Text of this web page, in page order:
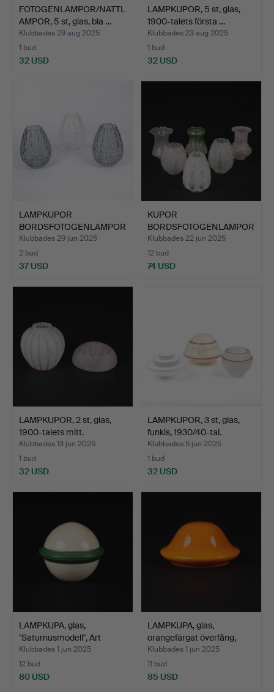
FOTOGENLAMPOR/NATTL
AMPOR, 5 st, glas, bla …
Klubbades 29 aug 2025
1 bud
32 USD
LAMPKUPOR, 5 st, glas,
1900-talets första …
Klubbades 23 aug 2025
1 bud
32 USD
LAMPKUPOR
BORDSFOTOGENLAMPOR
, 3 st, glas, …
Klubbades 29 jun 2025
2 bud
37 USD
KUPOR
BORDSFOTOGENLAMPOR
, 6 st, glas, 1900…
Klubbades 22 jun 2025
12 bud
74 USD
LAMPKUPOR, 2 st, glas,
1900-talets mitt.
Klubbades 13 jun 2025
1 bud
32 USD
LAMPKUPOR, 3 st, glas,
funkis, 1930/40-tal.
Klubbades 5 jun 2025
1 bud
32 USD
LAMPKUPA, glas,
"Saturnusmodell", Art
Deco…
Klubbades 1 jun 2025
12 bud
80 USD
LAMPKUPA, glas,
orangefärgat överfång,
san…
Klubbades 1 jun 2025
11 bud
85 USD